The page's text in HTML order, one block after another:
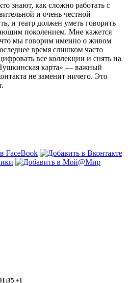
знают, как сложно работать с
и очень честной
и театр должен уметь говорить
поколением. Мне кажется
мы говорим именно о живом
время слишком часто
все коллекции и снять на
карта» — важный
не заменит ничего. Это
+1